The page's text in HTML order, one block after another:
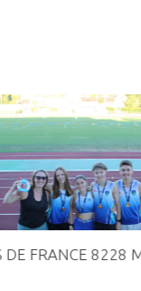
FRANCE 8228